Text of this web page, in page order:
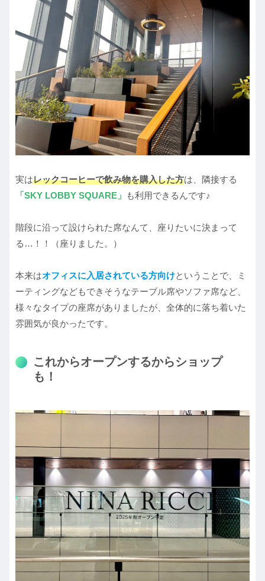
実はレックコーヒーで飲み物を購入した方は、隣接する
「SKY LOBBY SQUARE」
も利用できるんです♪
階段に沿って設けられた席なんて、座りたいに決まって
る…！！（座りました。）
本来はオフィスに入居されている方向けということで、ミ
ーティングなどもできそうなテーブル席やソファ席など、
様々なタイプの座席がありましたが、全体的に落ち着いた
雰囲気が良かったです。
これからオープンするからショップ
も！